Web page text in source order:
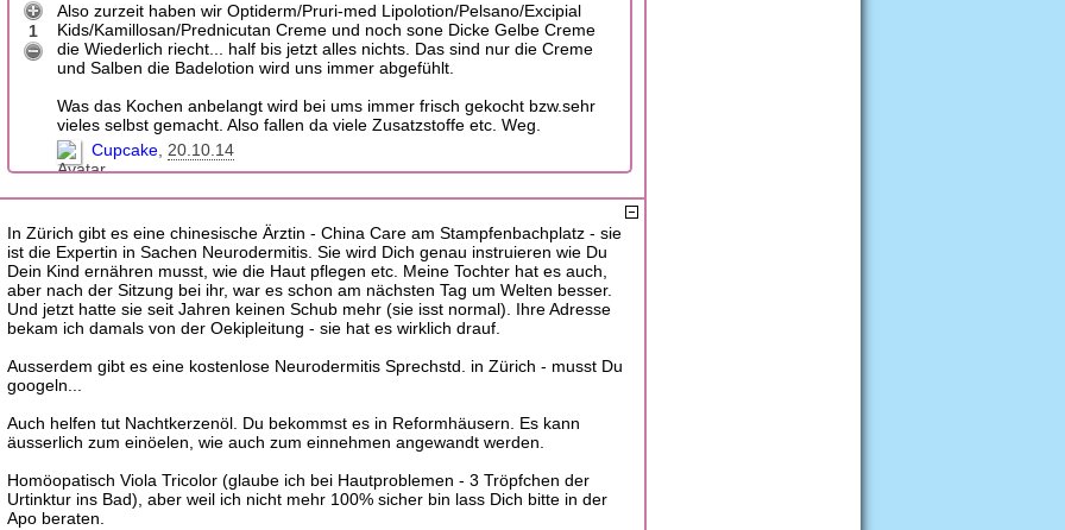
1
Also zurzeit haben wir Optiderm/Pruri-med Lipolotion/Pelsano/Excipial
Kids/Kamillosan/Prednicutan Creme und noch sone Dicke Gelbe Creme
die Wiederlich riecht... half bis jetzt alles nichts. Das sind nur die Creme
und Salben die Badelotion wird uns immer abgefühlt.
Was das Kochen anbelangt wird bei ums immer frisch gekocht bzw.sehr
vieles selbst gemacht. Also fallen da viele Zusatzstoffe etc. Weg.
Cupcake 20.10.14
In Zürich gibt es eine chinesische Ärztin - China Care am Stampfenbachplatz - sie
ist die Expertin in Sachen Neurodermitis. Sie wird Dich genau instruieren wie Du
Dein Kind ernähren musst, wie die Haut pflegen etc. Meine Tochter hat es auch,
aber nach der Sitzung bei ihr, war es schon am nächsten Tag um Welten besser.
Und jetzt hatte sie seit Jahren keinen Schub mehr (sie isst normal). Ihre Adresse
bekam ich damals von der Oekipleitung - sie hat es wirklich drauf.
Ausserdem gibt es eine kostenlose Neurodermitis Sprechstd. in Zürich - musst Du
googeln...
Auch helfen tut Nachtkerzenöl. Du bekommst es in Reformhäusern. Es kann
äusserlich zum einöelen, wie auch zum einnehmen angewandt werden.
Homöopatisch Viola Tricolor (glaube ich bei Hautproblemen - 3 Tröpfchen der
Urtinktur ins Bad), aber weil ich nicht mehr 100% sicher bin lass Dich bitte in der
Apo beraten.